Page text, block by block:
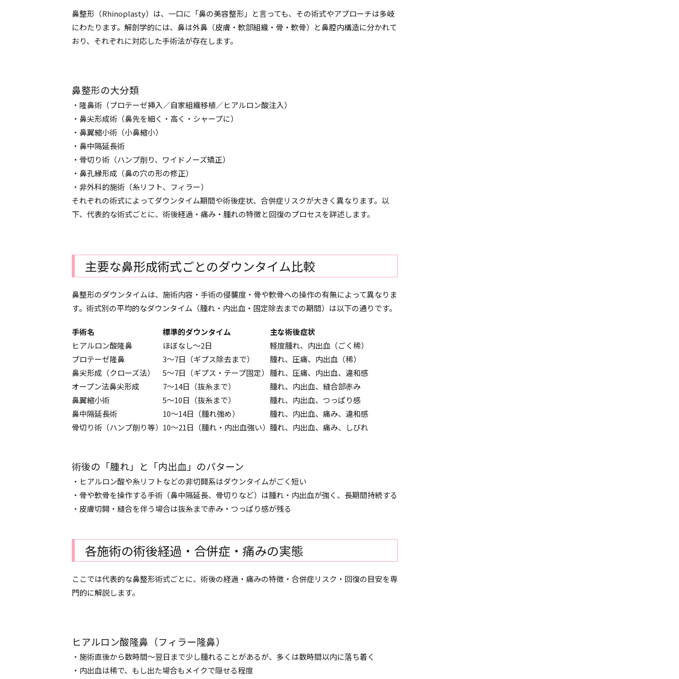
鼻整形（Rhinoplasty）は、一口に「鼻の美容整形」と言っても、その術式やアプローチは多岐
にわたります。解剖学的には、鼻は外鼻（皮膚・軟部組織・骨・軟骨）と鼻腔内構造に分かれて
おり、それぞれに対応した手術法が存在します。
鼻整形の大分類
・隆鼻術（プロテーゼ挿入／自家組織移植／ヒアルロン酸注入）
・鼻尖形成術（鼻先を細く・高く・シャープに）
・鼻翼縮小術（小鼻縮小）
・鼻中隔延長術
・骨切り術（ハンプ削り、ワイドノーズ矯正）
・鼻孔縁形成（鼻の穴の形の修正）
・非外科的施術（糸リフト、フィラー）
それぞれの術式によってダウンタイム期間や術後症状、合併症リスクが大きく異なります。以
下、代表的な術式ごとに、術後経過・痛み・腫れの特徴と回復のプロセスを詳述します。
主要な鼻形成術式ごとのダウンタイム比較
鼻整形のダウンタイムは、施術内容・手術の侵襲度・骨や軟骨への操作の有無によって異なりま
す。術式別の平均的なダウンタイム（腫れ・内出血・固定除去までの期間）は以下の通りです。
手術名 標準的ダウンタイム
主な術後症状
ヒアルロン酸隆鼻
ほぼなし〜2日
軽度腫れ、内出血（ごく稀）
プロテーゼ隆鼻
3〜7日（ギプス除去まで）
腫れ、圧痛、内出血（稀）
鼻尖形成（クローズ法）
5〜7日（ギプス・テープ固定）
腫れ、圧痛、内出血、違和感
オープン法鼻尖形成
7〜14日（抜糸まで）
腫れ、内出血、縫合部赤み
鼻翼縮小術
5〜10日（抜糸まで）
腫れ、内出血、つっぱり感
鼻中隔延長術
10〜14日（腫れ強め）
腫れ、内出血、痛み、違和感
骨切り術（ハンプ削り等） 10〜21日（腫れ・内出血強い） 腫れ、内出血、痛み、しびれ
術後の「腫れ」と「内出血」のパターン
・ヒアルロン酸や糸リフトなどの非切開系はダウンタイムがごく短い
・骨や軟骨を操作する手術（鼻中隔延長、骨切りなど）は腫れ・内出血が強く、長期間持続する
・皮膚切開・縫合を伴う場合は抜糸まで赤み・つっぱり感が残る
各施術の術後経過・合併症・痛みの実態
ここでは代表的な鼻整形術式ごとに、術後の経過・痛みの特徴・合併症リスク・回復の目安を専
門的に解説します。
ヒアルロン酸隆鼻（フィラー隆鼻）
・施術直後から数時間〜翌日まで少し腫れることがあるが、多くは数時間以内に落ち着く
・内出血は稀で、もし出た場合もメイクで隠せる程度